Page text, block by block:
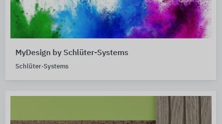
MyDesign by Schlüter-Systems
Schlüter-Systems